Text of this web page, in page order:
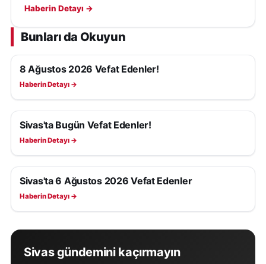
cenazeler merkez, Divriği ve Hafik’te defnedildi.
Haberin Detayı →
Bunları da Okuyun
SIVAS VEFAT EDENLER
8 Ağustos 2026 Vefat Edenler!
Haberin Detayı →
SIVAS VEFAT EDENLER
Sivas'ta Bugün Vefat Edenler!
Haberin Detayı →
SIVAS VEFAT EDENLER
Sivas'ta 6 Ağustos 2026 Vefat Edenler
Haberin Detayı →
Sivas gündemini kaçırmayın